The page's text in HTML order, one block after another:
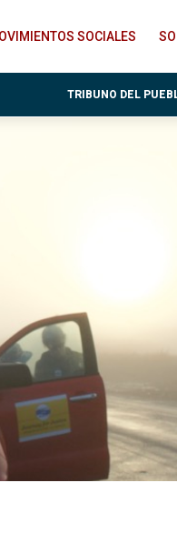
SOCIALES
TRIBUNO DEL